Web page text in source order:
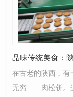
品味传统美食：
在古老的陕西，有
无穷——肉松饼。